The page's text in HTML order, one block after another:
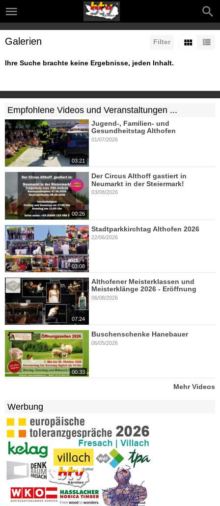
Filter
Galerien
Ihre Suche brachte keine Ergebnisse, jeden Inhalt.
Empfohlene Videos und Veranstaltungen ...
03:21
Jugend-, Familien- und
Gesundheitstag Althofen
01/07/2026
00:26
Der Circus Althoff gastiert in
Neumarkt in der Steiermark!
03/08/2026
03:08
Stadtparkkirchtag Althofen 2026
22/06/2026
07:24
Althofener Meisterklassen und
Meisterklänge 2026 - Eröffnung
06/08/2026
00:33
Buschenschenke Hanebauer
06/05/2026
Mehr Videos
Werbung